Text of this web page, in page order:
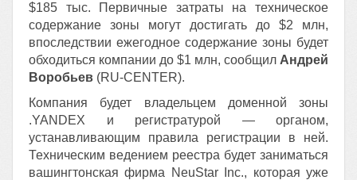
$185 тыс. Первичные затраты на техническое
содержание зоны могут достигать до $2 млн,
впоследствии ежегодное содержание зоны будет
обходиться компании до $1 млн, сообщил Андрей
Воробьев (RU-CENTER).
Компания будет владельцем доменной зоны
.YANDEX и регистратурой — органом,
устанавливающим правила регистрации в ней.
Техническим ведением реестра будет заниматься
вашингтонская фирма NeuStar Inc., которая уже